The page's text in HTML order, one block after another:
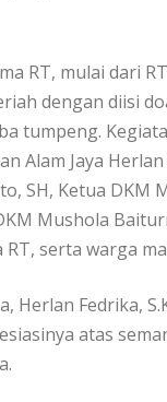
RT, mulai dari
dengan diisi
tumpeng.
Alam Jaya Herlan
SH, Ketua DKM
Mushola
serta warga
Herlan Fedrika,
atas